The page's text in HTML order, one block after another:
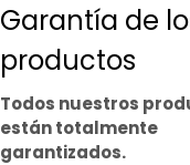
Garantía de
productos
Todos nuestros
están totalmente
garantizados.